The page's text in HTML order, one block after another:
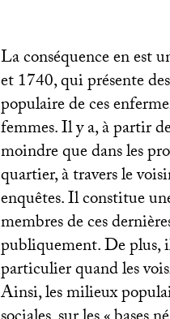
La conséquence en est
et 1740, qui présente
populaire de ces
femmes. Il y a, à partir
moindre que dans les
quartier, à travers le
enquêtes. Il constitue
membres de ces
publiquement. De plus,
particulier quand les
Ainsi, les milieux